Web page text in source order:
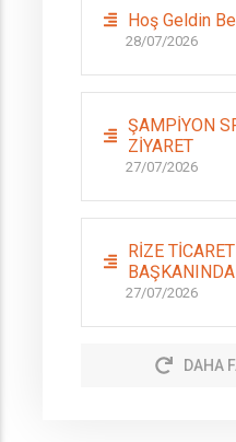
Hoş Geldin
28/07/2026
ŞAMPİYON
ZİYARET
27/07/2026
RİZE
27/07/2026
DAHA